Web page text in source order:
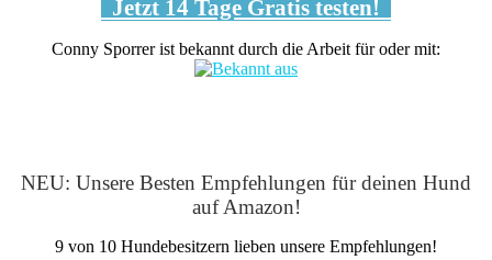
Jetzt 14 Tage Gratis testen!
Conny Sporrer ist bekannt durch die Arbeit für oder mit:
NEU: Unsere Besten Empfehlungen für deinen Hund
auf Amazon!
9 von 10 Hundebesitzern lieben unsere Empfehlungen!